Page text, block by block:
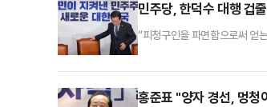
민주당, 한덕수 대행 겁
“피청구인을 파면함으로써 얻
금해진다.어쨌든 더불어민주
홍준표 "양자 경선, 멍